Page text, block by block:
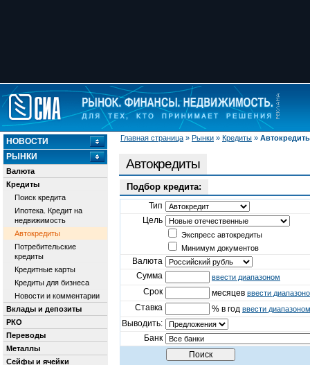
Главная страница » Рынки » Кредиты »
НОВОСТИ
РЫНКИ
Валюта
Кредиты
Поиск кредита
Ипотека. Кредит на
недвижимость
Автокредиты
Потребительские
кредиты
Кредитные карты
Кредиты для бизнеса
Новости и комментарии
Вклады и депозиты
РКО
Переводы
Металлы
Сейфы и ячейки
Автокредиты
Подбор кредита:
Тип
Цель
Экспресс автокредиты
Минимум документов
Валюта
Сумма
ввести диапазоном
Срок месяцев ввести
Ставка % в год ввести диапазоном
Выводить:
Банк